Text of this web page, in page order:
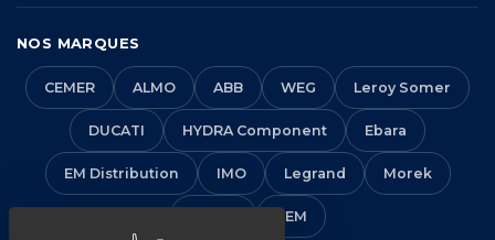
NOS MARQUES
CEMER ALMO ABB WEG Leroy Somer
DUCATI HYDRA Component Ebara
EM Distribution IMO Legrand Morek
VEM